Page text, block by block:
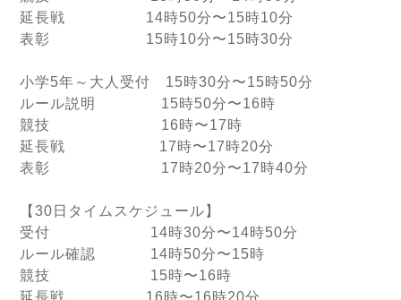
延長戦 14時50分〜15時10分
表彰 15時10分〜15時30分
小学5年～大人受付 15時30分〜15時50分
ルール説明 15時50分〜16時
競技 16時〜17時
延長戦 17時〜17時20分
表彰 17時20分〜17時40分
【30日タイムスケジュール】
受付 14時30分〜14時50分
ルール確認 14時50分〜15時
競技 15時〜16時